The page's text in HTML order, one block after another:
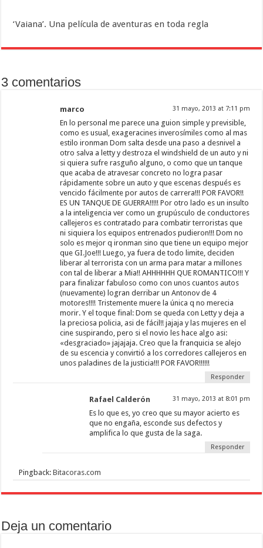
‘Vaiana’. Una película de aventuras en toda regla
3 comentarios
marco 31 mayo, 2013 at 7:11 pm
En lo personal me parece una guion simple y previsible,
como es usual, exageracines inverosímiles como al mas
estilo ironman Dom salta desde una paso a desnivel a
otro salva a letty y destroza el windshield de un auto y ni
si quiera sufre rasguño alguno, o como que un tanque
que acaba de atravesar concreto no logra pasar
rápidamente sobre un auto y que escenas después es
vencido fácilmente por autos de carrera!!! POR FAVOR!!
ES UN TANQUE DE GUERRA!!!!! Por otro lado es un insulto
a la inteligencia ver como un grupúsculo de conductores
callejeros es contratado para combatir terroristas que
ni siquiera los equipos entrenados pudieron!!! Dom no
solo es mejor q ironman sino que tiene un equipo mejor
que GI.Joe!!! Luego, ya fuera de todo limite, deciden
liberar al terrorista con un arma para matar a millones
con tal de liberar a Mia!! AHHHHHH QUE ROMANTICO!!! Y
para finalizar fabuloso como con unos cuantos autos
(nuevamente) logran derribar un Antonov de 4
motores!!!! Tristemente muere la única q no merecia
morir. Y el toque final: Dom se queda con Letty y deja a
la preciosa policia, asi de fácil!! jajaja y las mujeres en el
cine suspirando, pero si el novio les hace algo asi:
«desgraciado» jajajaja. Creo que la franquicia se alejo
de su escencia y convirtió a los corredores callejeros en
unos paladines de la justicia!!! POR FAVOR!!!!!!
Responder
Rafael Calderón 31 mayo, 2013 at 8:01 pm
Es lo que es, yo creo que su mayor acierto es
que no engaña, esconde sus defectos y
amplifica lo que gusta de la saga.
Responder
Pingback:Bitacoras.com
Deja un comentario